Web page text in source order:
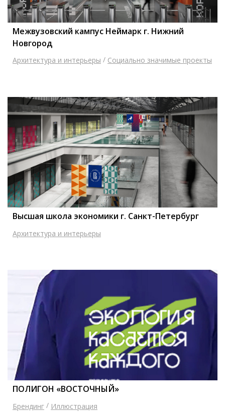
Межвузовский кампус Неймарк г. Нижний
Новгород
Архитектура и интерьеры / Социально значимые проекты
Высшая школа экономики г. Санкт-Петербург
Архитектура и интерьеры
ПОЛИГОН «ВОСТОЧНЫЙ»
Брендинг / Иллюстрация